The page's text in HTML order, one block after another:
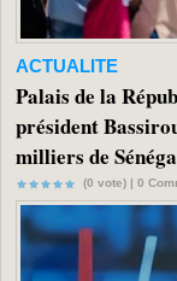
ACTUALITE
Palais de la
président
milliers de
(0 vote) | 0